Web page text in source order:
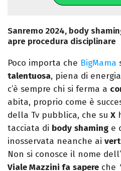
Sanremo 2024, body
apre procedura disciplinare
Poco importa che BigMama
talentuosa, piena di
c’è sempre chi si ferma a
abita, proprio come è
della Tv pubblica, che su X
tacciata di body shaming e
inosservata neanche ai
Non si conosce il nome
Viale Mazzini fa sapere che